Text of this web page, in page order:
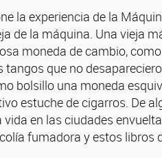
la experiencia de la
de la máquina. Una vieja
moneda de cambio,
que no
bolsillo una moneda
estuche de cigarros. De
en las ciudades
fumadora y estos